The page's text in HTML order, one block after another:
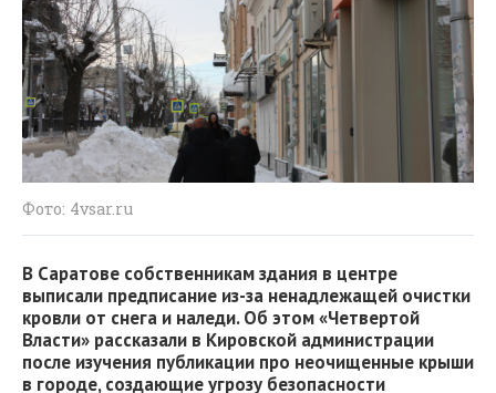
Фото: 4vsar.ru
В Саратове собственникам здания в центре
выписали предписание из-за ненадлежащей очистки
кровли от снега и наледи. Об этом «Четвертой
Власти» рассказали в Кировской администрации
после изучения публикации про неочищенные крыши
в городе, создающие угрозу безопасности